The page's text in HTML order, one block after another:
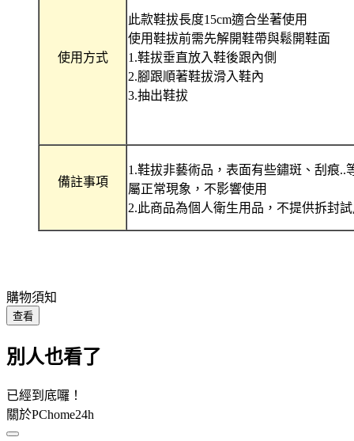
使用方式
此款鞋拔長度15cm適合坐著使用
使用鞋拔前需先解開鞋帶與鬆開鞋面
1.鞋拔垂直放入鞋後跟內側
2.腳跟順著鞋拔滑入鞋內
3.抽出鞋拔
備註事項
1.鞋拔非藝術品，表面有些鏽斑、刮痕..
屬正常現象，不影響使用
2.此商品為個人衛生用品，不提供拆封
購物須知
查看
別人也看了
已經到底囉！
關於PChome24h